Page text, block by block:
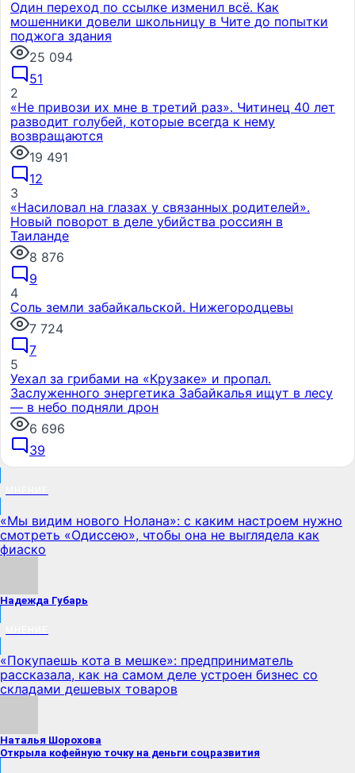
Один переход по ссылке изменил всё. Как
мошенники довели школьницу в Чите до попытки
поджога здания
25 094
51
2
«Не привози их мне в третий раз». Читинец 40 лет
разводит голубей, которые всегда к нему
возвращаются
19 491
12
3
«Насиловал на глазах у связанных родителей».
Новый поворот в деле убийства россиян в
Таиланде
8 876
9
4
Соль земли забайкальской. Нижегородцевы
7 724
7
5
Уехал за грибами на «Крузаке» и пропал.
Заслуженного энергетика Забайкалья ищут в лесу
— в небо подняли дрон
6 696
39
«Мы видим нового Нолана»: с каким настроем нужно
смотреть «Одиссею», чтобы она не выглядела как
фиаско
Надежда Губарь
«Покупаешь кота в мешке»: предприниматель
рассказала, как на самом деле устроен бизнес со
складами дешевых товаров
Наталья Шорохова
Открыла кофейную точку на деньги соцразвития